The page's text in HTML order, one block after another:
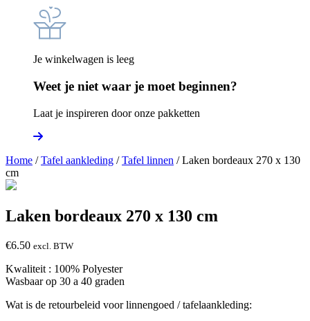
Je winkelwagen is leeg
Weet je niet waar je moet beginnen?
Laat je inspireren door onze pakketten
Home /Tafel aankleding /Tafel linnen / Laken bordeaux 270 x 130
cm
Laken bordeaux 270 x 130 cm
€6.50 excl. BTW
Kwaliteit : 100% Polyester
Wasbaar op 30 a 40 graden
Wat is de retourbeleid voor linnengoed / tafelaankleding: